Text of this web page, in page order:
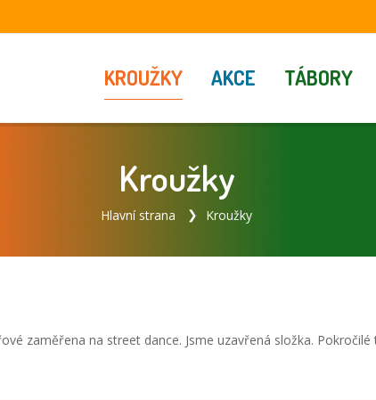
KROUŽKY AKCE TÁBORY
Kroužky
Hlavní strana Kroužky
zaměřena na street dance. Jsme uzavřená složka.